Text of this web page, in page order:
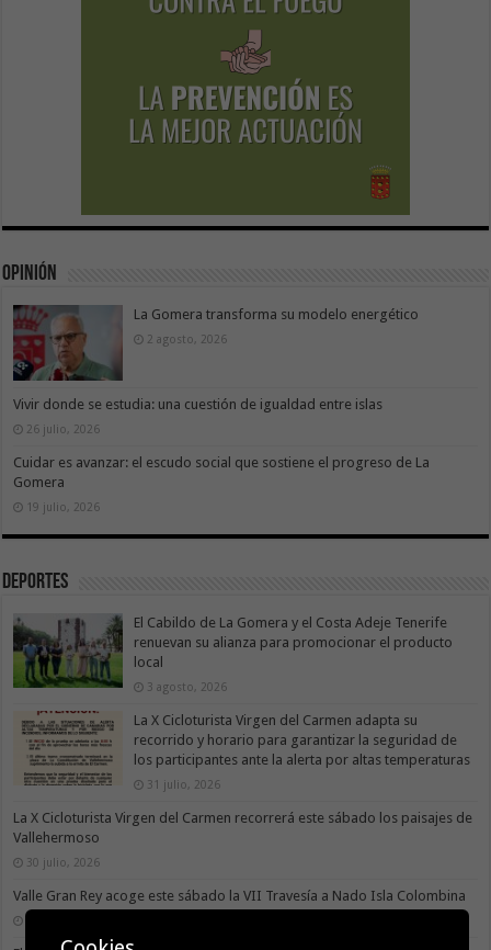
Opinión
La Gomera transforma su modelo energético
2 agosto, 2026
Vivir donde se estudia: una cuestión de igualdad entre islas
26 julio, 2026
Cuidar es avanzar: el escudo social que sostiene el progreso de La
Gomera
19 julio, 2026
Deportes
El Cabildo de La Gomera y el Costa Adeje Tenerife
renuevan su alianza para promocionar el producto
local
3 agosto, 2026
La X Cicloturista Virgen del Carmen adapta su
recorrido y horario para garantizar la seguridad de
los participantes ante la alerta por altas temperaturas
31 julio, 2026
La X Cicloturista Virgen del Carmen recorrerá este sábado los paisajes de
Vallehermoso
30 julio, 2026
Valle Gran Rey acoge este sábado la VII Travesía a Nado Isla Colombina